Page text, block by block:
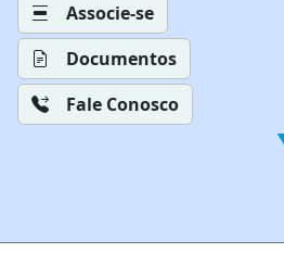
Associe-se
Documentos
Fale Conosco